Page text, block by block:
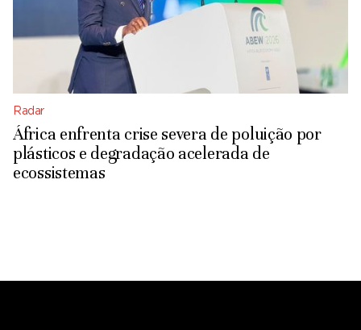
Radar
África enfrenta crise severa de poluição por
plásticos e degradação acelerada de
ecossistemas